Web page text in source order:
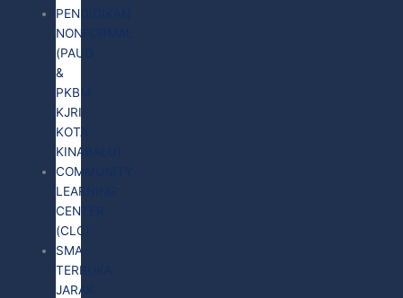
PENDIDIKAN
NONFORMAL
(PAUD
&
PKBM
KJRI
KOTA
KINABALU)
COMMUNITY
LEARNING
CENTER
(CLC)
SMA
TERBUKA
JARAK